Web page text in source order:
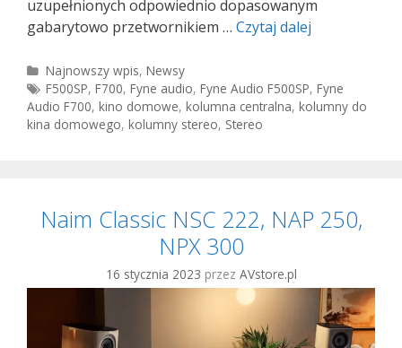
uzupełnionych odpowiednio dopasowanym
gabarytowo przetwornikiem … Czytaj dalej
6
i
Kategorie
Najnowszy wpis,Newsy
Tagi
F500SP,F700,Fyne audio,Fyne Audio F500SP,Fyne
Audio F700, kino domowe, kolumna centralna, kolumny do
kina domowego, kolumny stereo, Stereo
Naim Classic NSC 222, NAP 250,
NPX 300
16 stycznia 2023 przez AVstore.pl